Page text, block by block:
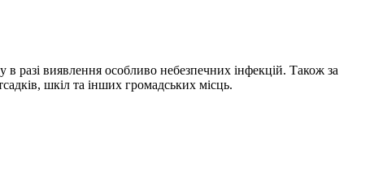
разі виявлення особливо небезпечних інфекцій. Також за
шкіл та інших громадських місць.